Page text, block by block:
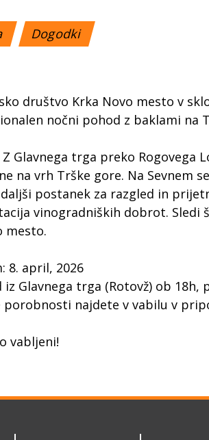
Dogodki
društvo Krka Novo mesto v
nočni pohod z baklami na
Z Glavnega trga preko Rogovega
na vrh Trške gore. Na Sevnem
postanek za razgled in
vinogradniških dobrot. Sledi
mesto.
8. april, 2026
iz Glavnega trga (Rotovž) ob 18h,
porobnosti najdete v vabilu v
vabljeni!